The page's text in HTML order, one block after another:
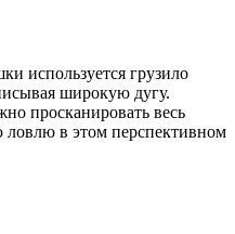
используется грузило
широкую дугу.
просканировать весь
ловлю в этом перспективном